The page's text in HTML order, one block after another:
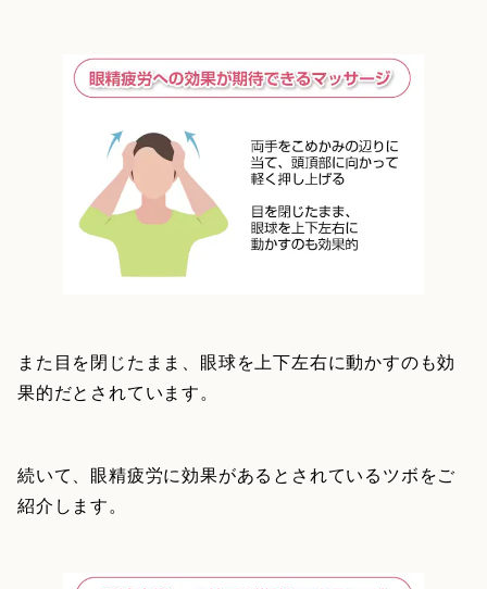
また目を閉じたまま、眼球を上下左右に動かすのも効
果的だとされています。
続いて、眼精疲労に効果があるとされているツボをご
紹介します。